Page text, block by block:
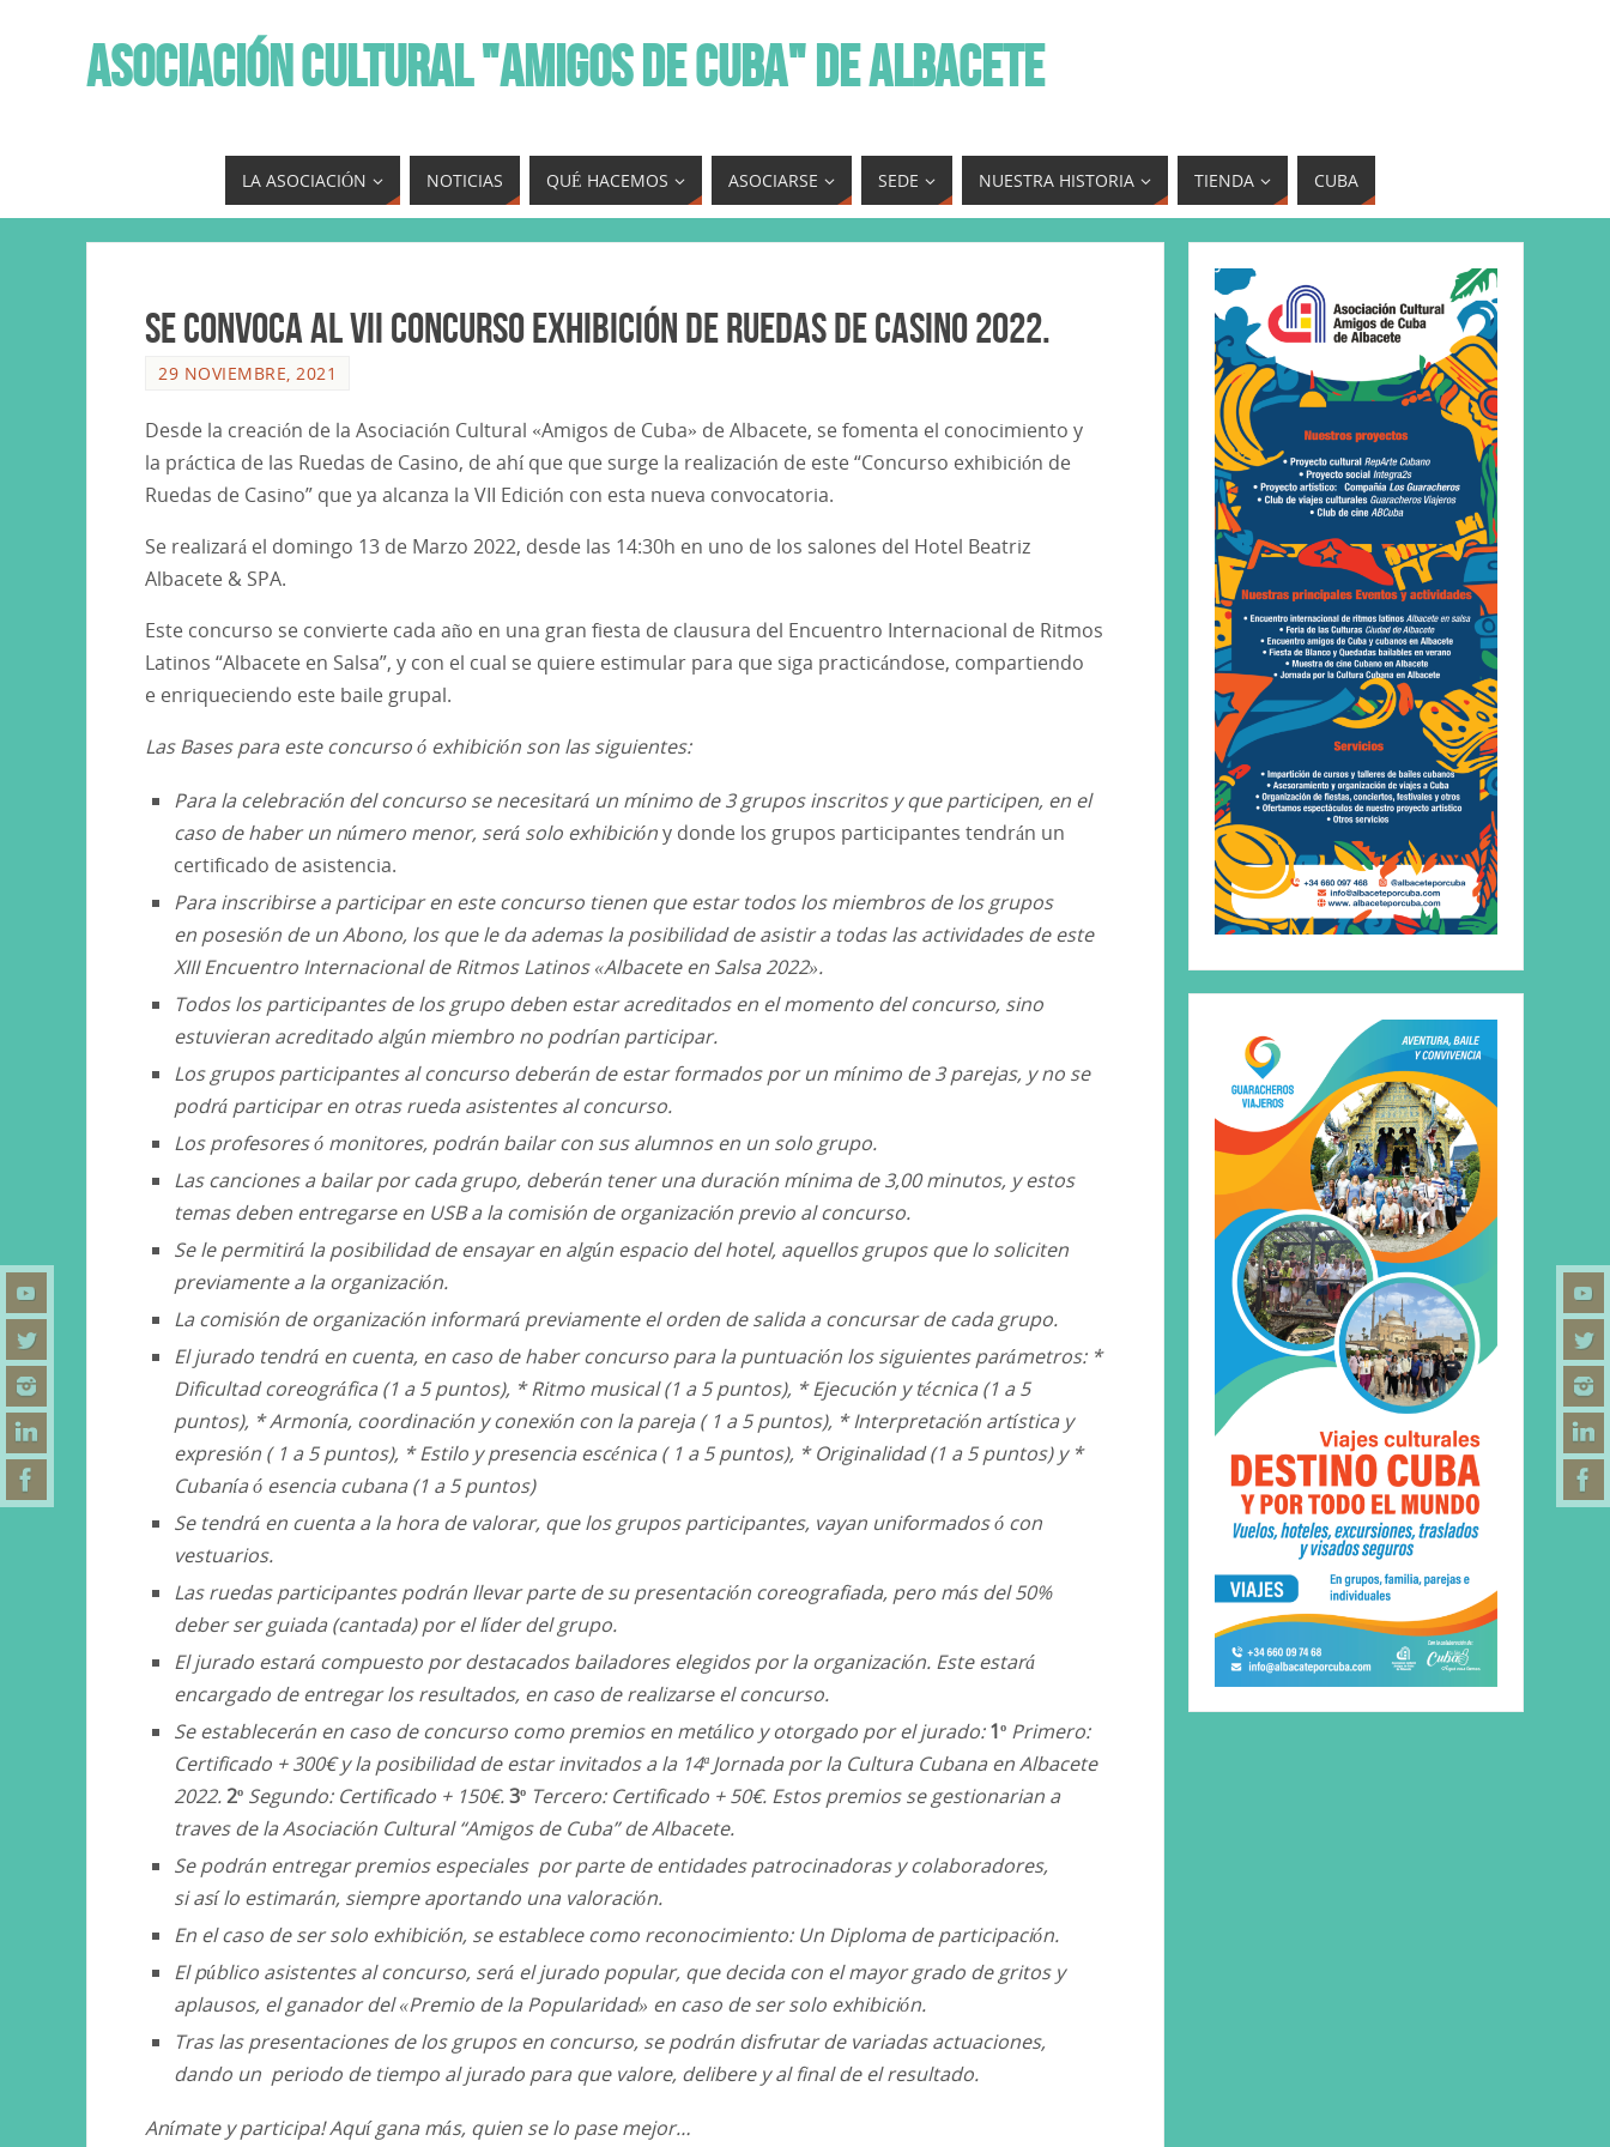
ASOCIACIÓN CULTURAL "AMIGOS DE CUBA" DE ALBACETE
LA ASOCIACIÓN NOTICIAS QUÉ HACEMOS ASOCIARSE SEDE NUESTRA HISTORIA TIENDA CUBA
Se convoca al VII Concurso exhibición de Ruedas de Casino 2022.
29 NOVIEMBRE, 2021
Desde la creación de la Asociación Cultural «Amigos de Cuba» de Albacete, se fomenta el conocimiento y
la práctica de las Ruedas de Casino, de ahí que que surge la realización de este “Concurso exhibición de
Ruedas de Casino” que ya alcanza la VII Edición con esta nueva convocatoria.
Se realizará el domingo 13 de Marzo 2022, desde las 14:30h en uno de los salones del Hotel Beatriz
Albacete & SPA.
Este concurso se convierte cada año en una gran fiesta de clausura del Encuentro Internacional de Ritmos
Latinos “Albacete en Salsa”, y con el cual se quiere estimular para que siga practicándose, compartiendo
e enriqueciendo este baile grupal.
Las Bases para este concurso ó exhibición son las siguientes:
Para la celebración del concurso se necesitará un mínimo de 3 grupos inscritos y que participen, en el
caso de haber un número menor, será solo exhibicióny donde los grupos participantes tendrán un
certificado de asistencia.
Para inscribirse a participar en este concurso tienen que estar todos los miembros de los grupos
en posesión de un Abono, los que le da ademas la posibilidad de asistir a todas las actividades de este
XIII Encuentro Internacional de Ritmos Latinos «Albacete en Salsa 2022».
Todos los participantes de los grupo deben estar acreditados en el momento del concurso, sino
estuvieran acreditado algún miembro no podrían participar.
Los grupos participantes al concurso deberán de estar formados por un mínimo de 3 parejas, y no se
podrá participar en otras rueda asistentes al concurso.
Los profesores ó monitores, podrán bailar con sus alumnos en un solo grupo.
Las canciones a bailar por cada grupo, deberán tener una duración mínima de 3,00 minutos, y estos
temas deben entregarse en USB a la comisión de organización previo al concurso.
Se le permitirá la posibilidad de ensayar en algún espacio del hotel, aquellos grupos que lo soliciten
previamente a la organización.
La comisión de organización informará previamente el orden de salida a concursar de cada grupo.
El jurado tendrá en cuenta, en caso de haber concurso para la puntuación los siguientes parámetros: *
Dificultad coreográfica (1 a 5 puntos), * Ritmo musical (1 a 5 puntos), * Ejecución y técnica (1 a 5
puntos), * Armonía, coordinación y conexión con la pareja ( 1 a 5 puntos), * Interpretación artística y
expresión ( 1 a 5 puntos), * Estilo y presencia escénica ( 1 a 5 puntos), * Originalidad (1 a 5 puntos) y *
Cubanía ó esencia cubana (1 a 5 puntos)
Se tendrá en cuenta a la hora de valorar, que los grupos participantes, vayan uniformados ó con
vestuarios.
Las ruedas participantes podrán llevar parte de su presentación coreografiada, pero más del 50%
deber ser guiada (cantada) por el líder del grupo.
El jurado estará compuesto por destacados bailadores elegidos por la organización. Este estará
encargado de entregar los resultados, en caso de realizarse el concurso.
Se establecerán en caso de concurso como premios en metálico y otorgado por el jurado:1º Primero:
Certificado + 300€ y la posibilidad de estar invitados a la 14ª Jornada por la Cultura Cubana en Albacete
2022.2º Segundo: Certificado + 150€.3º Tercero: Certificado + 50€. Estos premios se gestionarian a
traves de la Asociación Cultural “Amigos de Cuba” de Albacete.
Se podrán entregar premios especiales por parte de entidades patrocinadoras y colaboradores,
si así lo estimarán, siempre aportando una valoración.
En el caso de ser solo exhibición, se establece como reconocimiento: Un Diploma de participación.
El público asistentes al concurso, será el jurado popular, que decida con el mayor grado de gritos y
aplausos, el ganador del «Premio de la Popularidad» en caso de ser solo exhibición.
Tras las presentaciones de los grupos en concurso, se podrán disfrutar de variadas actuaciones,
dando un periodo de tiempo al jurado para que valore, delibere y al final de el resultado.
Anímate y participa! Aquí gana más, quien se lo pase mejor…